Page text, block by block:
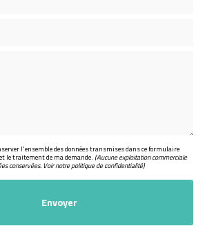
l'ensemble des données transmises dans ce formulaire
le traitement de ma demande. (Aucune exploitation commerciale
conservées. Voir notrepolitique de confidentialité)